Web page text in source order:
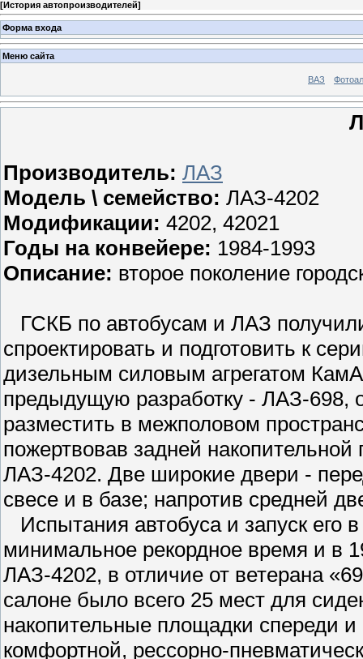
[История автопроизводителей]
Форма входа
Меню сайта
ВАЗ
Производитель: ЛАЗ
Модель \ семейство: ЛАЗ-4202
Модификации: 4202, 42021
Годы на конвейере: 1984-1993
Описание: второе поколение
ГСКБ по автобусам и ЛАЗ
спроектировать и подготовить к
дизельным силовым агрегатом
предыдущую разработку - ЛАЗ-698,
разместить в межполовом
пожертвовав задней
ЛАЗ-4202. Две широкие двери -
свесе и в базе; напротив средней
Испытания автобуса и запуск его
минимальное рекордное время и в
ЛАЗ-4202, в отличие от ветерана
салоне было всего 25 мест для
накопительные площадки спереди
комфортной, рессорно-